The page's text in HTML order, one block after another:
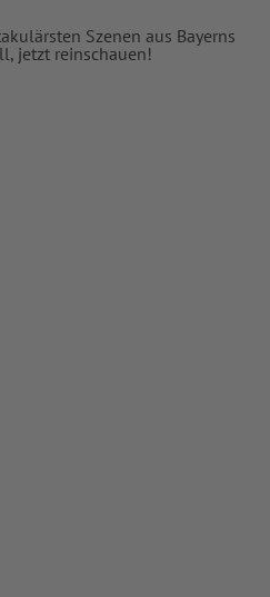
Szenen aus Bayerns
jetzt reinschauen!